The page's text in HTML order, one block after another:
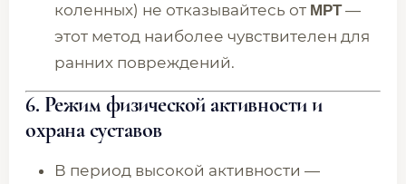
коленных) не отказывайтесь от МРТ—
этот метод наиболее чувствителен для
ранних повреждений.
6. Режим физической активности и
охрана суставов
В период высокой активности —